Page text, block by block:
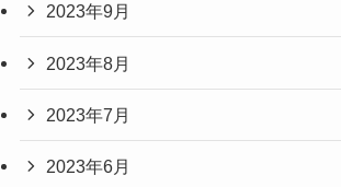
2023年9月
2023年8月
2023年7月
2023年6月